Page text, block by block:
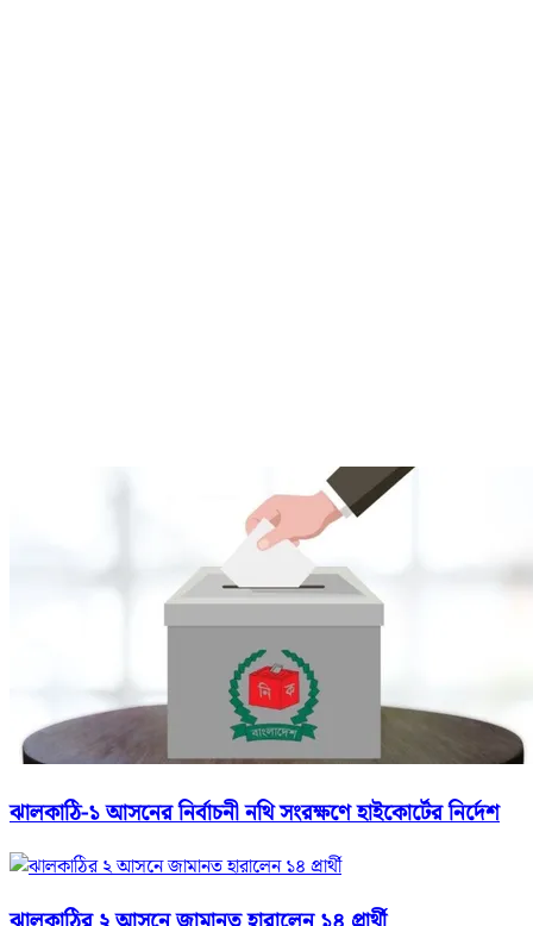
ঝালকাঠি-১ আসনের নির্বাচনী নথি সংরক্ষণে হাইকোর্টের নির্দেশ